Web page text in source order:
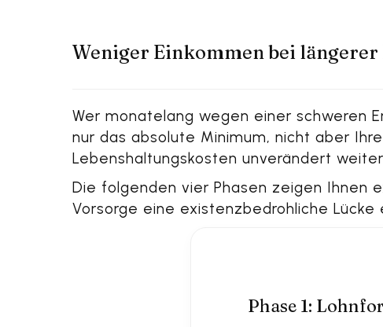
Weniger Einkommen bei
Wer monatelang wegen einer schweren
nur das absolute Minimum, nicht aber
Lebenshaltungskosten unverändert
Die folgenden vier Phasen zeigen Ihnen
Vorsorge eine existenzbedrohliche Lücke
Phase 1: